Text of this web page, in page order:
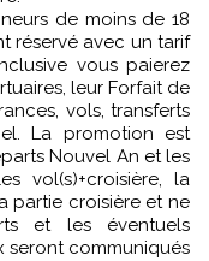
de moins de 18
réservé avec un tarif
vous paierez
leur Forfait de
vols, transferts
La promotion est
Nouvel An et les
vol(s)+croisière, la
partie croisière et ne
et les éventuels
seront communiqués